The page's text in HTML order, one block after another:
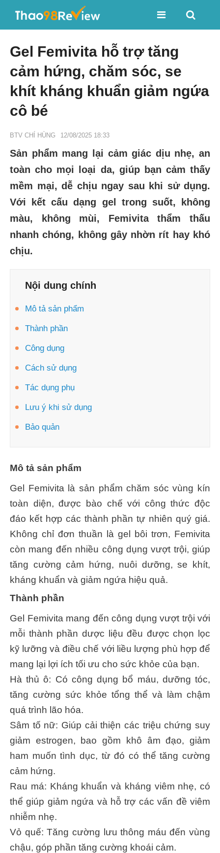
Gel Femivita hỗ trợ tăng
cảm hứng, chăm sóc, se
khít kháng khuẩn giảm ngứa
cô bé
BTV CHÍ HÙNG 12/08/2025 18:33
Sản phẩm mang lại cảm giác dịu nhẹ, an
toàn cho mọi loại da, giúp bạn cảm thấy
mềm mại, dễ chịu ngay sau khi sử dụng.
Với kết cấu dạng gel trong suốt, không
màu, không mùi, Femivita thẩm thấu
nhanh chóng, không gây nhờn rít hay khó
chịu.
Nội dung chính
Mô tả sản phẩm
Thành phần
Công dụng
Cách sử dụng
Tác dụng phụ
Lưu ý khi sử dụng
Bảo quản
Mô tả sản phẩm
Gel Femivita là sản phẩm chăm sóc vùng kín
toàn diện, được bào chế với công thức độc
đáo kết hợp các thành phần tự nhiên quý giá.
Không chỉ đơn thuần là gel bôi trơn, Femivita
còn mang đến nhiều công dụng vượt trội, giúp
tăng cường cảm hứng, nuôi dưỡng, se khít,
kháng khuẩn và giảm ngứa hiệu quả.
Thành phần
Gel Femivita mang đến công dụng vượt trội với
mỗi thành phần dược liệu đều được chọn lọc
kỹ lưỡng và điều chế với liều lượng phù hợp để
mang lại lợi ích tối ưu cho sức khỏe của bạn.
Hà thủ ô: Có công dụng bổ máu, dưỡng tóc,
tăng cường sức khỏe tổng thể và làm chậm
quá trình lão hóa.
Sâm tố nữ: Giúp cải thiện các triệu chứng suy
giảm estrogen, bao gồm khô âm đạo, giảm
ham muốn tình dục, từ đó có thể tăng cường
cảm hứng.
Rau má: Kháng khuẩn và kháng viêm nhẹ, có
thể giúp giảm ngứa và hỗ trợ các vấn đề viêm
nhiễm nhẹ.
Vỏ quế: Tăng cường lưu thông máu đến vùng
chậu, góp phần tăng cường khoái cảm.